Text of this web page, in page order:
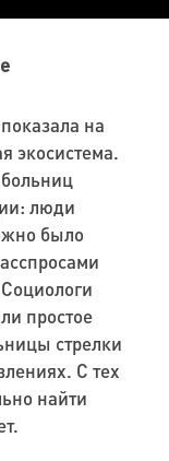
на
экосистема.
люди
было
простое
стрелки
С тех
найти